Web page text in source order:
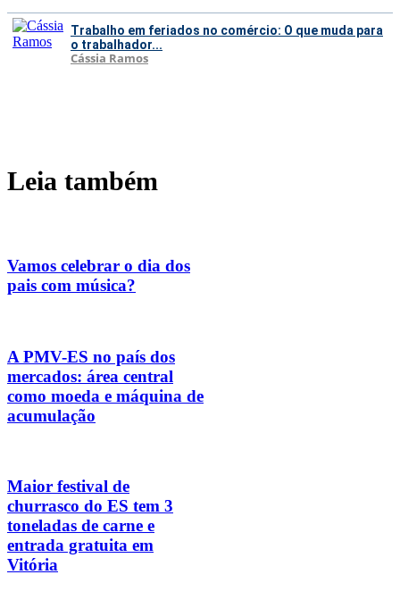
Trabalho em feriados no comércio: O que muda para
o trabalhador...
Cássia Ramos
Leia também
Vamos celebrar o dia dos
pais com música?
A PMV-ES no país dos
mercados: área central
como moeda e máquina de
acumulação
Maior festival de
churrasco do ES tem 3
toneladas de carne e
entrada gratuita em
Vitória